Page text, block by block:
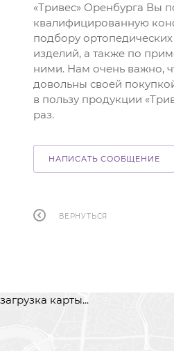
«Тривес» Оренбурга Вы
квалифицированную
подбору
изделий, а также по
ними. Нам очень важно,
довольны своей
в пользу продукции
раз.
НАПИСАТЬ СООБЩЕНИЕ
ВЕРНУТЬСЯ
загрузка карты...